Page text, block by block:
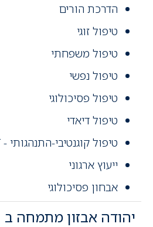
הדרכת הורים
טיפול זוגי
טיפול משפחתי
טיפול נפשי
טיפול פסיכולוגי
טיפול דיאדי
טיפול קוגנטיבי-התנהגותי - CBT
ייעוץ ארגוני
אבחון פסיכולוגי
יהודה אבזון מתמחה ב